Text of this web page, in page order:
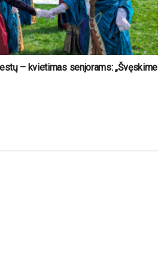
– kvietimas senjorams: „Švęskime